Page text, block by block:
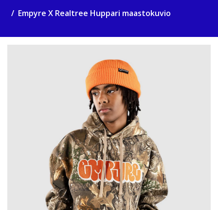
Empyre X Realtree Huppari maastokuvio